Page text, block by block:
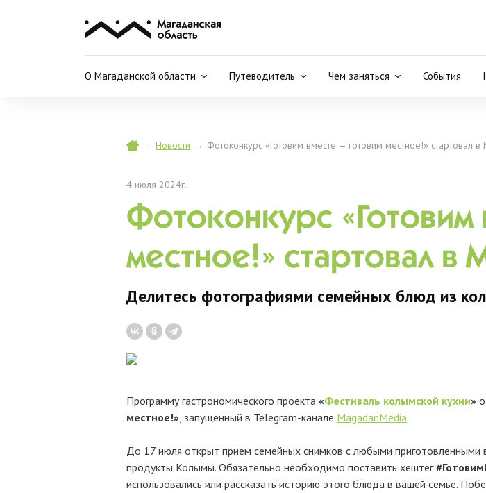
О Магаданской области Путеводитель Чем заняться События
→ Новости → Фотоконкурс «Готовим вместе — готовим местное!» стартовал в
4 июля 2024г.
Фотоконкурс «Готовим
местное!» стартовал в
Делитесь фотографиями семейных блюд из
Программу гастрономического проекта «Фестиваль колымской кухни»
местное!», запущенный в Telegram-канале MagadanMedia.
До 17 июля открыт прием семейных снимков с любыми приготовленными
продукты Колымы. Обязательно необходимо поставить хештег
использовались или рассказать историю этого блюда в вашей семье.